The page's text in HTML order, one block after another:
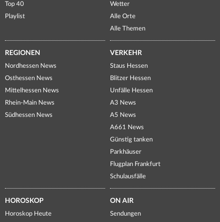
Top 40
Playlist
Wetter
Alle Orte
Alle Themen
REGIONEN
Nordhessen News
Osthessen News
Mittelhessen News
Rhein-Main News
Südhessen News
VERKEHR
Staus Hessen
Blitzer Hessen
Unfälle Hessen
A3 News
A5 News
A661 News
Günstig tanken
Parkhäuser
Flugplan Frankfurt
Schulausfälle
HOROSKOP
Horoskop Heute
ON AIR
Sendungen